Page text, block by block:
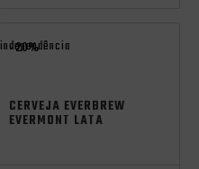
independência
- 20%
CERVEJA EVERBREW
EVERMONT LATA